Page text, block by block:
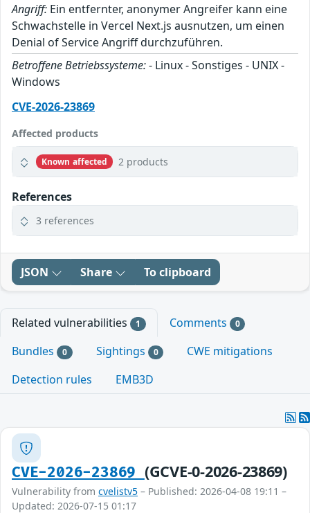
Angriff: Ein entfernter, anonymer Angreifer kann eine
Schwachstelle in Vercel Next.js ausnutzen, um einen
Denial of Service Angriff durchzuführen.
Betroffene Betriebssysteme:- Linux - Sonstiges - UNIX -
Windows
CVE-2026-23869
Affected products
Known affected 2 products
References
3 references
JSON Share To clipboard
Related vulnerabilities 1 Comments 0
Bundles 0 Sightings 0
CWE mitigations
Detection rules
EMB3D
CVE-2026-23869 (GCVE-0-2026-23869)
Vulnerability from cvelistv5 – Published: 2026-04-08 19:11 –
Updated: 2026-07-15 01:17